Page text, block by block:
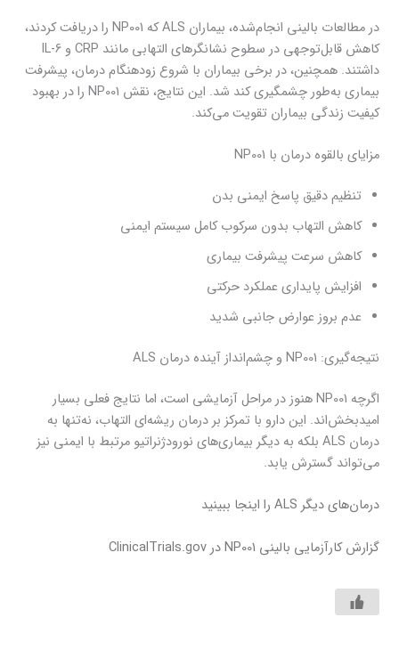
در مطالعات بالینی انجام‌شده، بیماران ALS که NP001 را دریافت کردند،
کاهش قابل‌توجهی در سطوح نشانگرهای التهابی مانند CRP و IL-6
داشتند. همچنین، در برخی بیماران با شروع زودهنگام درمان، پیشرفت
بیماری به‌طور چشمگیری کند شد. این نتایج، نقش NP001 را در بهبود
کیفیت زندگی بیماران تقویت می‌کند.
مزایای بالقوه درمان با NP001
تنظیم دقیق پاسخ ایمنی بدن
کاهش التهاب بدون سرکوب کامل سیستم ایمنی
کاهش سرعت پیشرفت بیماری
افزایش پایداری عملکرد حرکتی
عدم بروز عوارض جانبی شدید
نتیجه‌گیری: NP001 و چشم‌انداز آینده درمان ALS
اگرچه NP001 هنوز در مراحل آزمایشی است، اما نتایج فعلی بسیار
امیدبخش‌اند. این دارو با تمرکز بر درمان ریشه‌ای التهاب، نه‌تنها به
درمان ALS بلکه به دیگر بیماری‌های نورودژنراتیو مرتبط با ایمنی نیز
می‌تواند گسترش یابد.
درمان‌های دیگر ALS را اینجا ببینید
گزارش کارآزمایی بالینی NP001 در ClinicalTrials.gov